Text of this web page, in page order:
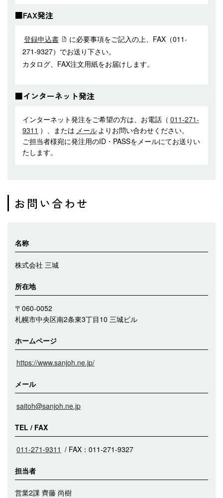
■FAX発注
登録申込書
に必要事項をご記入の上、FAX（011-
271-9327）でお送り下さい。
カタログ、FAX注文用紙をお届けします。
■インターネット発注
インターネット発注をご希望の方は、お電話（ 011-271-
9311 ）、または メール よりお問い合わせください。
ご担当者様宛に発注用のID・PASSをメールにてお送りい
たします。
お問い合わせ
名称
株式会社 三城
所在地
〒060-0052
札幌市中央区南2条東3丁目10 三城ビル
ホームページ
https://www.sanjoh.ne.jp/
メール
saitoh@sanjoh.ne.jp
TEL / FAX
011-271-9311 / FAX：011-271-9327
担当者
営業2課 齊藤 尚樹